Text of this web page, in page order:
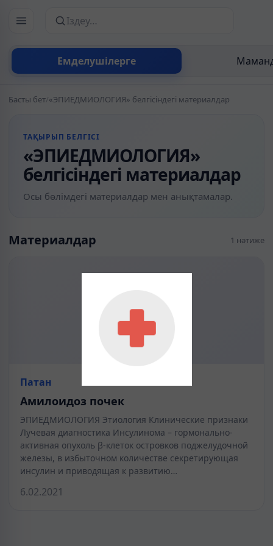
Емделушілерге
Сайттан іздеу
Басты бет/«ЭПИЕДМИОЛОГИЯ» белгісіндегі материалдар
ТАҚЫРЫП БЕЛГІСІ
«ЭПИЕДМИОЛОГИЯ»
белгісіндегі материалдар
Осы бөлімдегі материалдар мен анықтамалар.
Материалдар 1 нәтиже
Патан
Амилоидоз почек
ЭПИЕДМИОЛОГИЯ Этиология Клинические признаки
Лучевая диагностика Инсулинома – гормонально-
активная опухоль β-клеток островков поджелудочной
железы, в избыточном количестве секретирующая
инсулин и приводящая к развитию…
6.02.2021